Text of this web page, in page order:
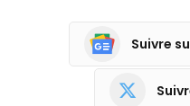
Suivre